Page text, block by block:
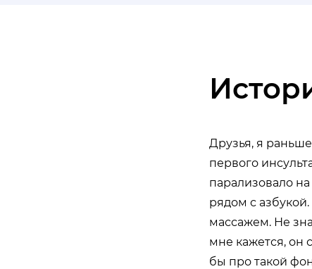
Друзья, я
первого
парализовало
рядом с
массажем. Не
мне кажется, он
бы про такой